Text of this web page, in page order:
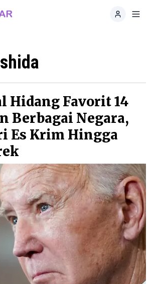
Hidang Favorit 14
Berbagai Negara,
Es Krim Hingga